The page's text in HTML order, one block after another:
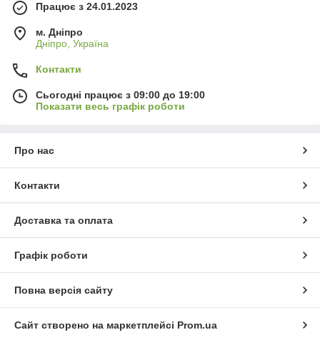
Працює з 24.01.2023
м. Дніпро
Дніпро, Україна
Контакти
Сьогодні працює з 09:00 до 19:00
Показати весь графік роботи
Про нас
Контакти
Доставка та оплата
Графік роботи
Повна версія сайту
Сайт створено на маркетплейсі Prom.ua